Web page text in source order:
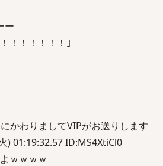
ー
！！！！！！｣
かわりましてVIPがお送りします
) 01:19:32.57 ID:MS4XtiCl0
ｗｗｗｗ